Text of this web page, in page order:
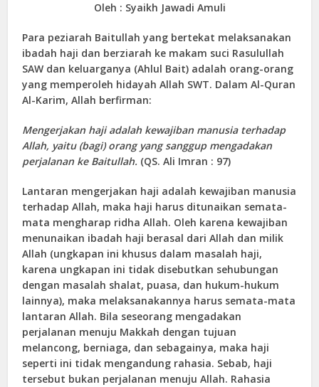
Oleh : Syaikh Jawadi Amuli
Para peziarah Baitullah yang bertekat melaksanakan
ibadah haji dan berziarah ke makam suci Rasulullah
SAW dan keluarganya (Ahlul Bait) adalah orang-orang
yang memperoleh hidayah Allah SWT. Dalam Al-Quran
Al-Karim, Allah berfirman:
Mengerjakan haji adalah kewajiban manusia terhadap
Allah, yaitu (bagi) orang yang sanggup mengadakan
perjalanan ke Baitullah. (QS. Ali Imran : 97)
Lantaran mengerjakan haji adalah kewajiban manusia
terhadap Allah, maka haji harus ditunaikan semata-
mata mengharap ridha Allah. Oleh karena kewajiban
menunaikan ibadah haji berasal dari Allah dan milik
Allah (ungkapan ini khusus dalam masalah haji,
karena ungkapan ini tidak disebutkan sehubungan
dengan masalah shalat, puasa, dan hukum-hukum
lainnya), maka melaksanakannya harus semata-mata
lantaran Allah. Bila seseorang mengadakan
perjalanan menuju Makkah dengan tujuan
melancong, berniaga, dan sebagainya, maka haji
seperti ini tidak mengandung rahasia. Sebab, haji
tersebut bukan perjalanan menuju Allah. Rahasia